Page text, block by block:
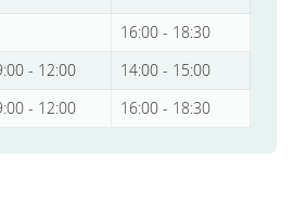
16:00 - 18:30
- 12:00
14:00 - 15:00
- 12:00 16:00 - 18:30